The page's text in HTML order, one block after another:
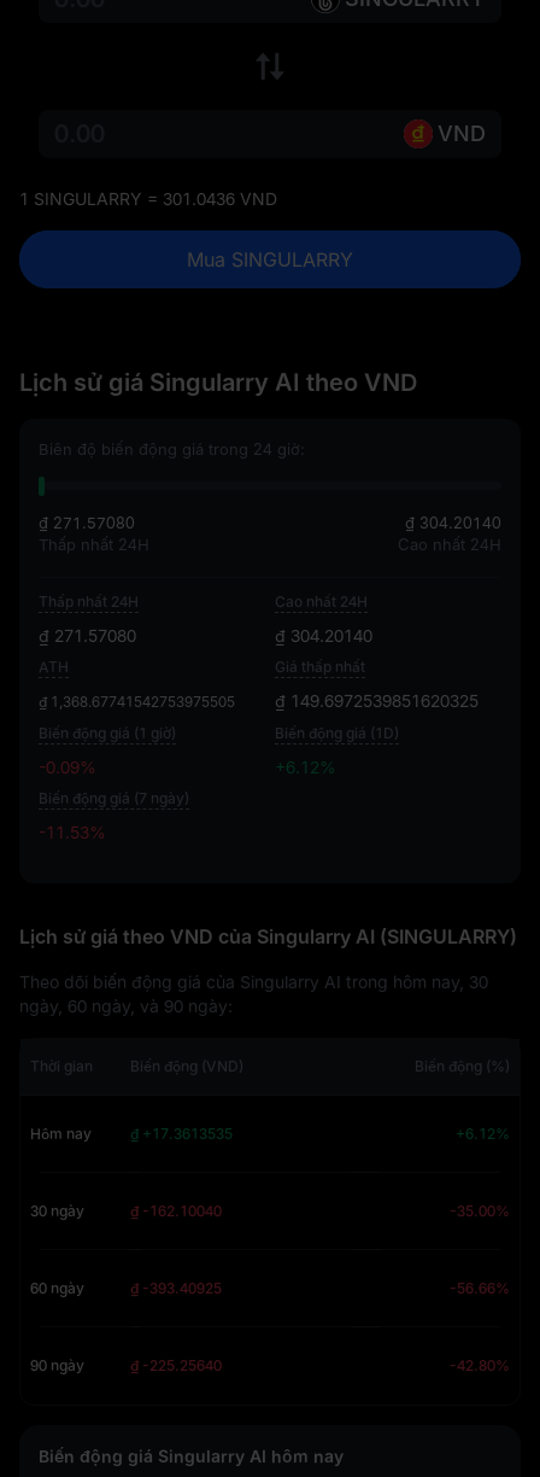
VND
1 SINGULARRY = 301.0436 VND
Mua SINGULARRY
Lịch sử giá Singularry AI theo VND
Biên độ biến động giá trong 24 giờ:
₫ 271.57080
Thấp nhất 24H
₫ 304.20140
Cao nhất 24H
Thấp nhất 24H
₫ 271.57080
Cao nhất 24H
₫ 304.20140
ATH
₫ 1,368.67741542753975505
Giá thấp nhất
₫ 149.6972539851620325
Biến động giá (1 giờ)
-0.09%
Biến động giá (1D)
+6.12%
Biến động giá (7 ngày)
-11.53%
Lịch sử giá theo VND của Singularry AI (SINGULARRY)
Theo dõi biến động giá của Singularry AI trong hôm nay, 30
ngày, 60 ngày, và 90 ngày:
Thời gian Biến động (VND) Biến động (%)
Hôm nay ₫ +17.3613535 +6.12%
30 ngày ₫ -162.10040 -35.00%
60 ngày ₫ -393.40925 -56.66%
90 ngày ₫ -225.25640 -42.80%
Biến động giá Singularry AI hôm nay